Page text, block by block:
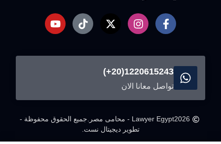
1220615243(20+)
تواصل معانا الان
2026Lawyer Egypt - محامى مصر.
جميع الحقوق محفوظة -
تطوير ديجيتال نست.